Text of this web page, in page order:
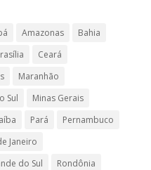
Amazonas
Bahia
Ceará
Maranhão
Sul
Minas Gerais
Pará
Pernambuco
Janeiro
do Sul
Rondônia